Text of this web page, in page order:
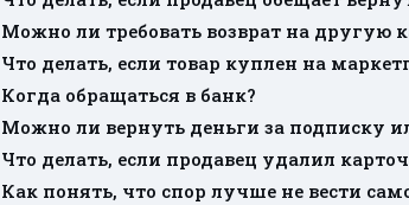
Можно ли требовать возврат на другую
Что делать, если товар куплен на
Когда обращаться в банк?
Можно ли вернуть деньги за подписку
Что делать, если продавец удалил
Как понять, что спор лучше не вести